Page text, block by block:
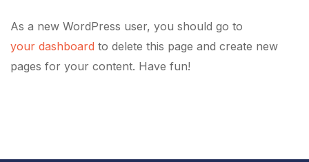
As a new WordPress user, you should go to
your dashboard to delete this page and create new
pages for your content. Have fun!